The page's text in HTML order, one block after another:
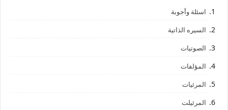
اسئلة وأجوبة
السيره الذاتية
الصوتيات
المؤلفات
المرئيات
المرئيلت